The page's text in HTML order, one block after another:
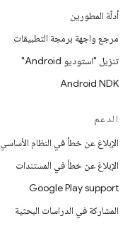
أدلّة المطورين
مرجع واجهة برمجة التطبيقات
تنزيل "استوديو Android"
Android NDK
الدعم
الإبلاغ عن خطأ في النظام الأساسي
الإبلاغ عن خطأ في المستندات
Google Play support
المشاركة في الدراسات البحثية